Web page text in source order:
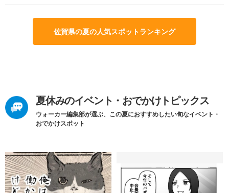
佐賀県の夏の人気スポットランキング
夏休みのイベント・おでかけトピックス
ウォーカー編集部が選ぶ、この夏におすすめしたい旬なイベント・
おでかけスポット